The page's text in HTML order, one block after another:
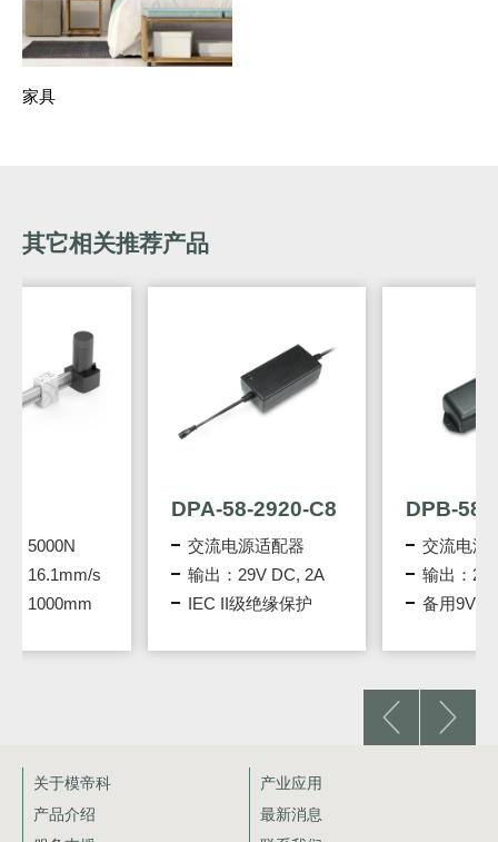
家具
其它相关推荐产品
DPA-58-2920-C8
交流电源适配器
输出：29V DC, 2A
IEC II级绝缘保护
DPB-58-2920-C8
交流电源适配器
输出：29V DC, 3A
备用9V电池
关于模帝科
产业应用
产品介绍
最新消息